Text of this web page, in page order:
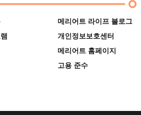
메리어트 라이프 블로그
개인정보보호센터
메리어트 홈페이지
고용 준수